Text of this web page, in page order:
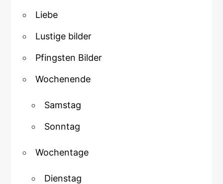
Liebe
Lustige bilder
Pfingsten Bilder
Wochenende
Samstag
Sonntag
Wochentage
Dienstag